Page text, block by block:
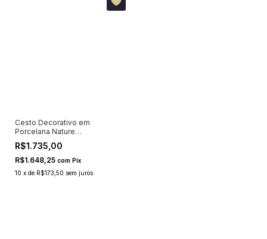
Cesto Decorativo em
Porcelana Nature
23x29x15,26cm
R$1.735,00
R$1.648,25 com Pix
10 x de R$173,50 sem juros